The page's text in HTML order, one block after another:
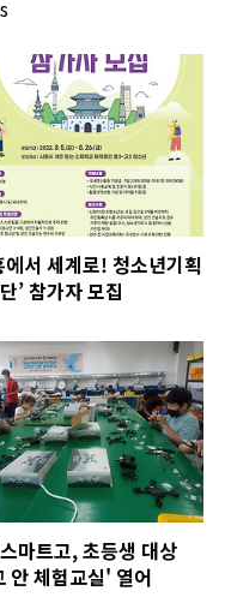
에서 세계로! 청소년기획
’ 참가자 모집
마트고, 초등생 대상
안 체험교실' 열어